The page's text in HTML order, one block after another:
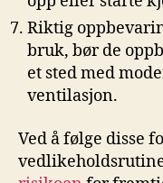
Riktig⁢
bruk, bør⁤ de
et​ sted med
ventilasjon.
Ved å følge disse